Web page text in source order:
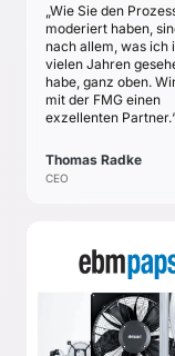
„Wie Sie den
moderiert haben,
nach allem, was ich
vielen Jahren
habe, ganz oben.
mit der FMG einen
exzellenten
Thomas Radke
CEO
aufgrund
konkreten
faszinierenden
der Zukunft der
AG
EBM-
GEORGEN
Peter